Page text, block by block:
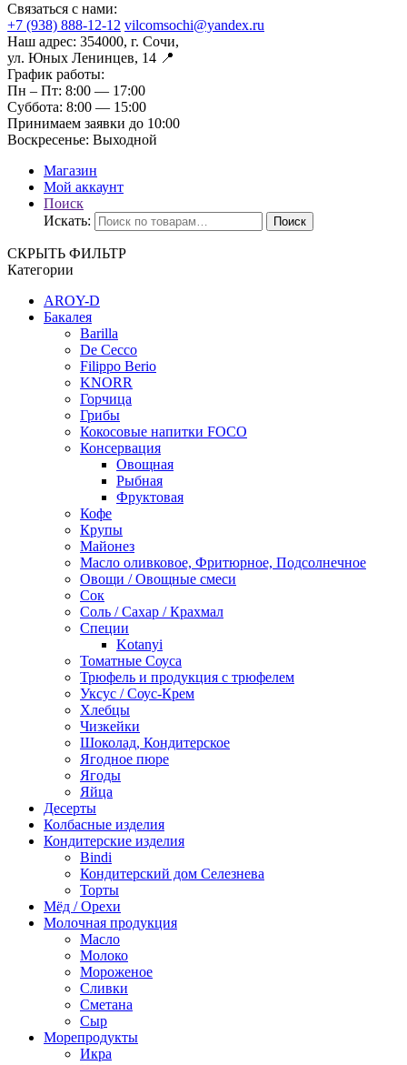
Связаться с нами:
+7 (938) 888-12-12 vilcomsochi@yandex.ru
Наш адрес: 354000, г. Сочи,
ул. Юных Ленинцев, 14 📍
График работы:
Пн – Пт: 8:00 — 17:00
Суббота: 8:00 — 15:00
Принимаем заявки до 10:00
Воскресенье: Выходной
Магазин
Мой аккаунт
Поиск
Искать:
Поиск
СКРЫТЬ ФИЛЬТР
Категории
AROY-D
Бакалея
Barilla
De Cecco
Filippo Berio
KNORR
Горчица
Грибы
Кокосовые напитки FOCO
Консервация
Овощная
Рыбная
Фруктовая
Кофе
Крупы
Майонез
Масло оливковое, Фритюрное, Подсолнечное
Овощи / Овощные смеси
Сок
Соль / Сахар / Крахмал
Специи
Kotanyi
Томатные Соуса
Трюфель и продукция с трюфелем
Уксус / Соус-Крем
Хлебцы
Чизкейки
Шоколад, Кондитерское
Ягодное пюре
Ягоды
Яйца
Десерты
Колбасные изделия
Кондитерские изделия
Bindi
Кондитерский дом Селезнева
Торты
Мёд / Орехи
Молочная продукция
Масло
Молоко
Мороженое
Сливки
Сметана
Сыр
Морепродукты
Икра